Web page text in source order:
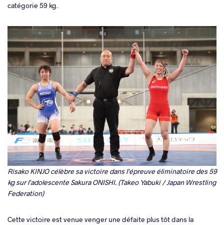
catégorie 59 kg.
Risako KINJO célèbre sa victoire dans l'épreuve éliminatoire des 59
kg sur l'adolescente Sakura ONISHI. (Takeo Yabuki / Japan Wrestling
Federation)
Cette victoire est venue venger une défaite plus tôt dans la